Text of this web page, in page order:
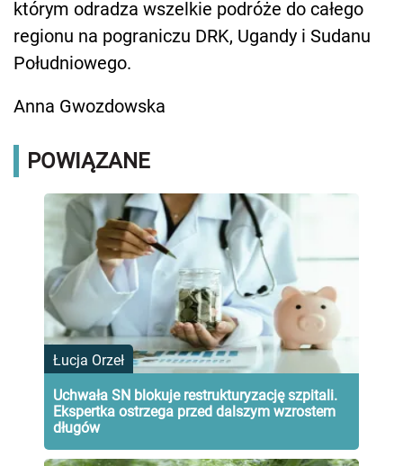
którym odradza wszelkie podróże do całego
regionu na pograniczu DRK, Ugandy i Sudanu
Południowego.
Anna Gwozdowska
POWIĄZANE
Łucja Orzeł
Uchwała SN blokuje restrukturyzację szpitali.
Ekspertka ostrzega przed dalszym wzrostem
długów